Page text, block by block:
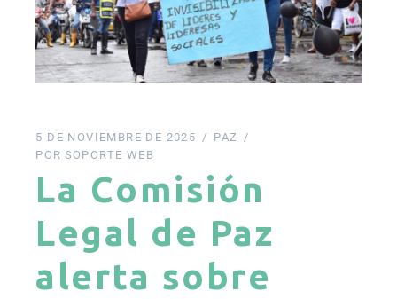
5 DE NOVIEMBRE DE 2025
PAZ
POR SOPORTE WEB
La Comisión
Legal de Paz
alerta sobre